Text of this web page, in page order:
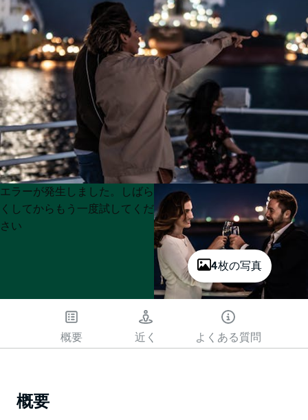
4枚の写真
Product
List
Product
List
エラーが発生しました。しばら
くしてからもう一度試してくだ
さい
概要 近く よくある質問
概要